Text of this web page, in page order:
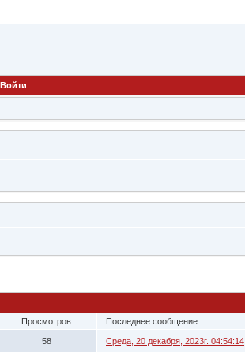
Войти
Просмотров Последнее сообщение
58 Среда, 20 декабря, 2023г. 04:54:14